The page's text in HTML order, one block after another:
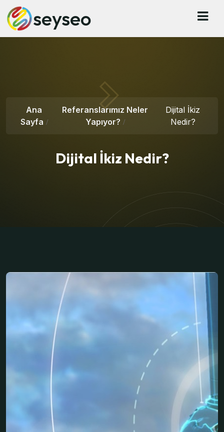
seyseo
Ana
Sayfa
Referanslarımız Neler
Yapıyor?
Dijital İkiz
Nedir?
Dijital İkiz Nedir?